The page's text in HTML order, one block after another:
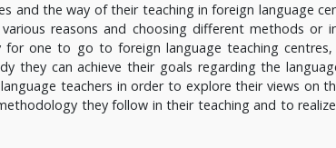
and the way of their teaching in foreign language
reasons and choosing different methods or
one to go to foreign language teaching
they can achieve their goals regarding the
teachers in order to explore their views on
they follow in their teaching and to